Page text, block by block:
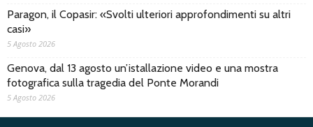
Paragon, il Copasir: «Svolti ulteriori approfondimenti su altri
casi»
5 Agosto 2026
Genova, dal 13 agosto un’istallazione video e una mostra
fotografica sulla tragedia del Ponte Morandi
5 Agosto 2026